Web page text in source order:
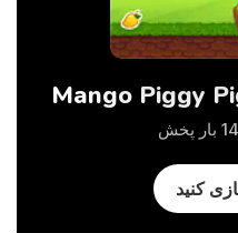
Mango Piggy
پخش
کنید